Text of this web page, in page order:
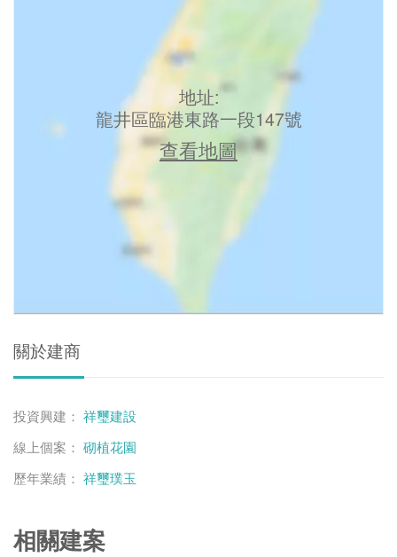
地址:
龍井區臨港東路一段147號
查看地圖
關於建商
投資興建： 祥璽建設
線上個案： 砌植花園
歷年業績： 祥璽璞玉
相關建案